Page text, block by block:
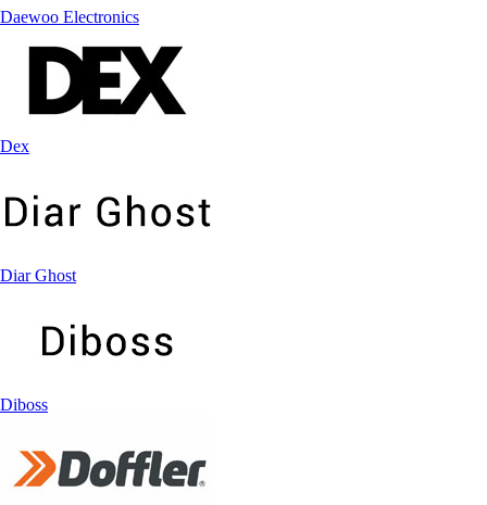
Daewoo Electronics
Dex
Diar Ghost
Diboss